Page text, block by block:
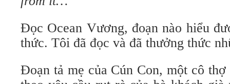
Đọc Ocean Vương, đoạn nào hiểu
thức. Tôi đã đọc và đã thưởng thức
Đoạn tả mẹ của Cún Con, một cô